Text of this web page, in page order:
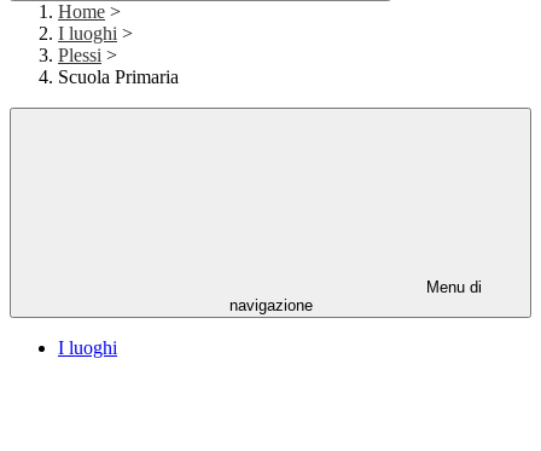
Home >
I luoghi >
Plessi >
Scuola Primaria
Menu di
navigazione
I luoghi